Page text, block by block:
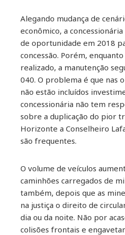
Alegando mudança de
econômico, a
de oportunidade em 2018
concessão. Porém,
realizado, a manutenção
040. O problema é que nas
não estão incluídos
concessionária não tem
sobre a duplicação do pior
Horizonte a Conselheiro
são frequentes.
O volume de veículos
caminhões carregados de
também, depois que as
na justiça o direito de
dia ou da noite. Não por
colisões frontais e